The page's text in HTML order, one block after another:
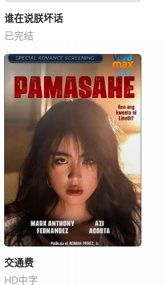
谁在说朕坏话
已完结
交通费
HD中字